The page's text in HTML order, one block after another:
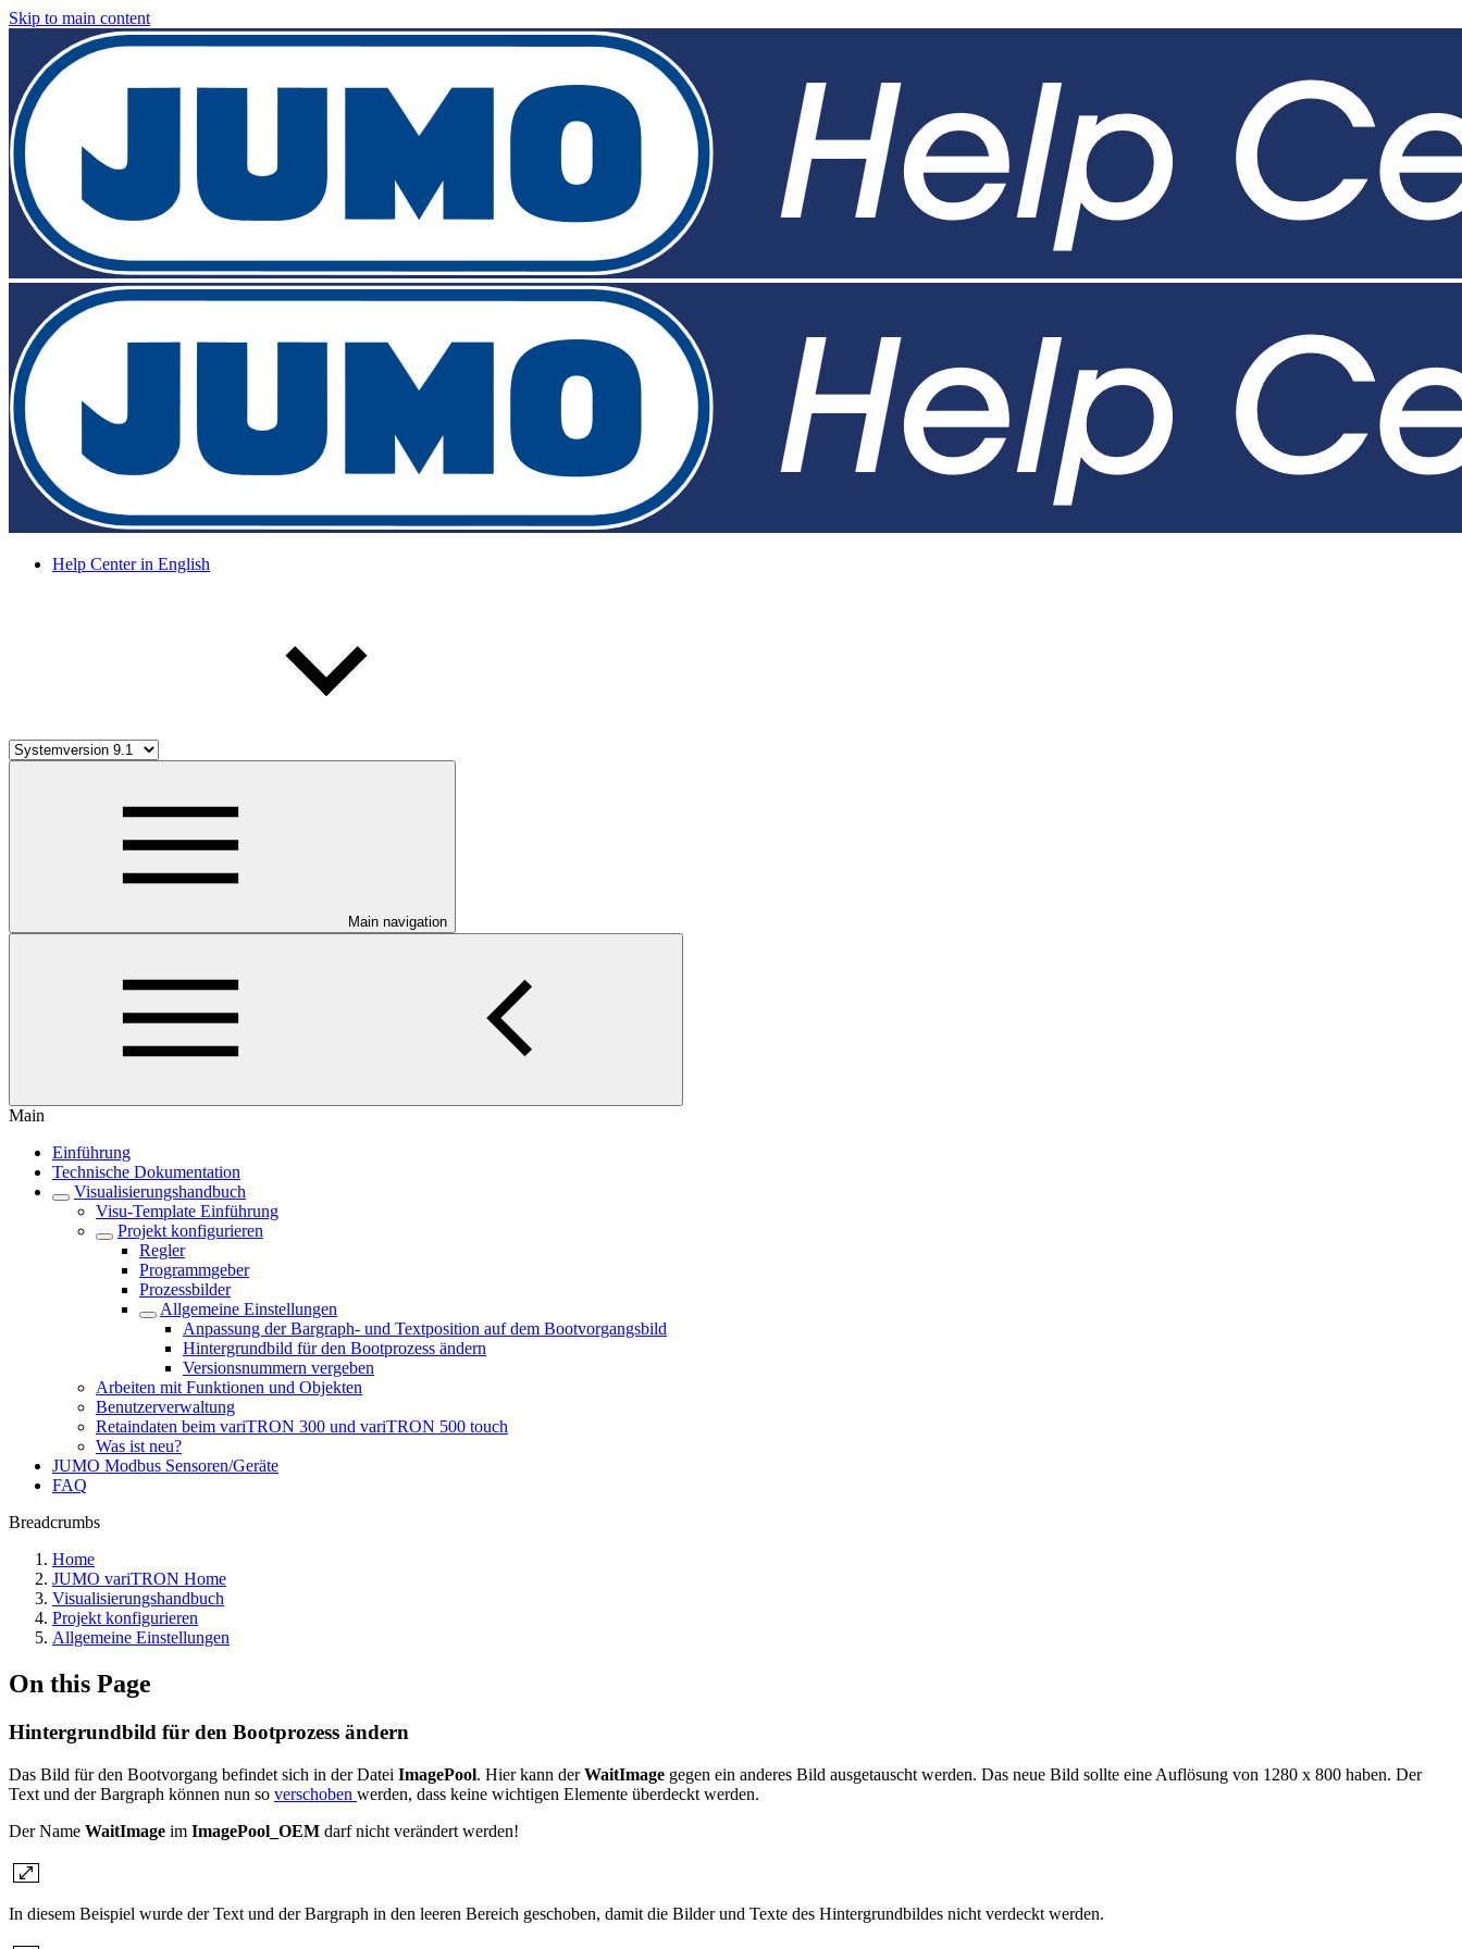
Skip to main content
Help Center in English
Main navigation
Main
Einführung
Technische Dokumentation
Visualisierungshandbuch
Visu-Template Einführung
Projekt konfigurieren
Regler
Programmgeber
Prozessbilder
Allgemeine Einstellungen
Anpassung der Bargraph- und Textposition auf dem Bootvorgangsbild
Hintergrundbild für den Bootprozess ändern
Versionsnummern vergeben
Arbeiten mit Funktionen und Objekten
Benutzerverwaltung
Retaindaten beim variTRON 300 und variTRON 500 touch
Was ist neu?
JUMO Modbus Sensoren/Geräte
FAQ
Breadcrumbs
Home
JUMO variTRON Home
Visualisierungshandbuch
Projekt konfigurieren
Allgemeine Einstellungen
On this Page
Hintergrundbild für den Bootprozess ändern
Das Bild für den Bootvorgang befindet sich in der Datei ImagePool. Hier kann derWaitImage gegen ein anderes Bild ausgetauscht werden. Das neue Bild sollte eine Auflösung von 1280 x 800 haben. Der
Text und der Bargraph können nun so verschoben werden, dass keine wichtigen Elemente überdeckt werden.
Der Name WaitImage im ImagePool_OEM darf nicht verändert werden!
In diesem Beispiel wurde der Text und der Bargraph in den leeren Bereich geschoben, damit die Bilder und Texte des Hintergrundbildes nicht verdeckt werden.